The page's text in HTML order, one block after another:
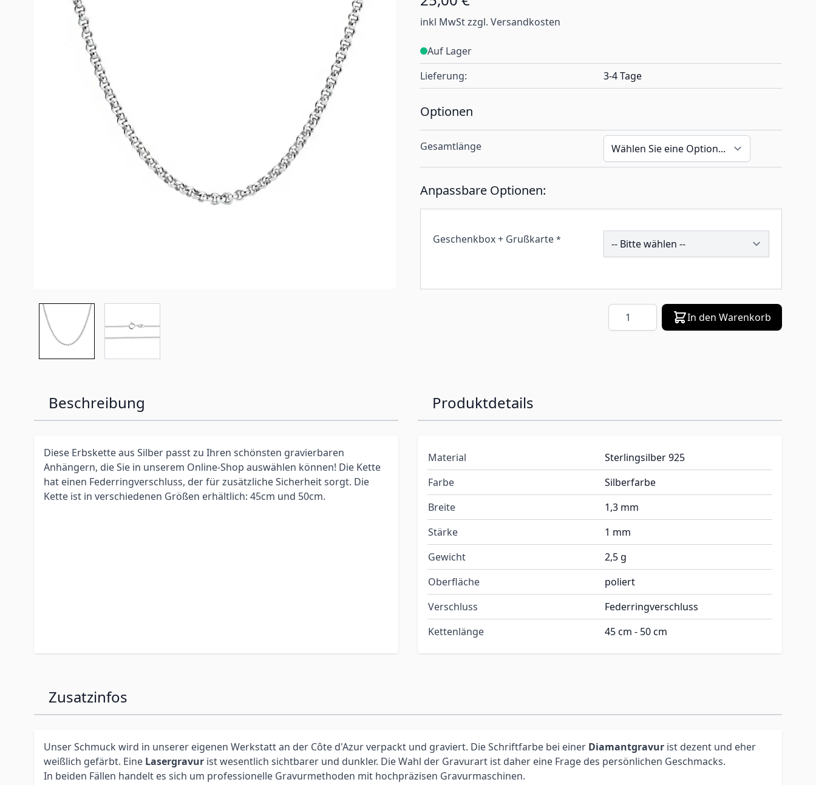
inkl MwSt zzgl. Versandkosten
Auf Lager
Lieferung:
3-4 Tage
Optionen
Gesamtlänge
Anpassbare Optionen:
Geschenkbox + Grußkarte * 260159
Menge In den Warenkorb
Beschreibung
Diese Erbskette aus Silber passt zu Ihren schönsten gravierbaren
Anhängern, die Sie in unserem Online-Shop auswählen können! Die Kette
hat einen Federringverschluss, der für zusätzliche Sicherheit sorgt. Die
Kette ist in verschiedenen Größen erhältlich: 45cm und 50cm.
Produktdetails
Material
Sterlingsilber 925
Farbe
Silberfarbe
Breite
1,3 mm
Stärke
1 mm
Gewicht
2,5 g
Oberfläche
poliert
Verschluss
Federringverschluss
Kettenlänge
45 cm - 50 cm
Zusatzinfos
Unser Schmuck wird in unserer eigenen Werkstatt an der Côte d'Azur verpackt und graviert. Die Schriftfarbe bei einer Diamantgravur ist dezent und eher
weißlich gefärbt. Eine Lasergravur ist wesentlich sichtbarer und dunkler. Die Wahl der Gravurart ist daher eine Frage des persönlichen Geschmacks.
In beiden Fällen handelt es sich um professionelle Gravurmethoden mit hochpräzisen Gravurmaschinen.